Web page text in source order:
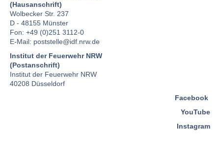
(Hausanschrift)
Wolbecker Str. 237
D - 48155 Münster
Fon: +49 (0)251 3112-0
E-Mail: poststelle@idf.nrw.de
Institut der Feuerwehr NRW
(Postanschrift)
Institut der Feuerwehr NRW
40208 Düsseldorf
Facebook
YouTube
Instagram